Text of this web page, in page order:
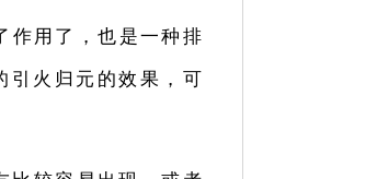
作用了，也是一种排
引火归元的效果，可